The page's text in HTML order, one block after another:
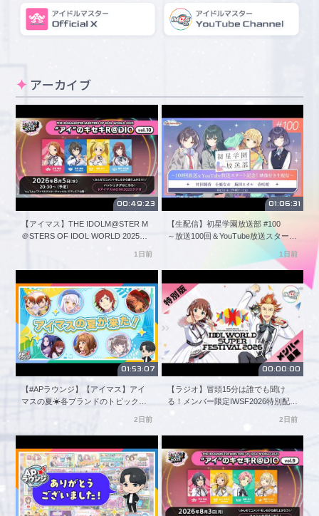
場／19:00開演
[OSAKA SILENTCITY LOVE]　2026年8月7日（金）18:00開
場／19:00開演
[ソワソワフタリボシ]　 　2026年8月13日（木）18:00開場
／19:00開演
／19:00開演
✦東京公演
[キラキラフタリボシ] 　  2026年8月27日（木）18:00開場
／19:00開演
[TOKYO LAST CHOICE] 　2026年8月28日（金）18:00開場
／19:00開演
■開催場所
✦大阪公演　 　Zepp Namba (OSAKA)
✦名古屋公演　 Zepp Nagoya
✦東京公演　　 Zepp Haneda (TOKYO)
■出演アイドル
✦双海 亜美・双海 真美 twin live “ ふたごぼしのつばさ ”
双海 亜美、双海 真美
✦三浦 あずさ・秋月 律子 twin live “ つみまつよるまち ”
三浦 あずさ、秋月 律子
■3都市全6公演　xRライブストリーミングチケット販売中！
✦8/6・8/7開催 ＜大阪公演＞
https://asobistage.asobistore.jp/event/765as_dualtwin_namba/
✦8/13・8/14開催 ＜名古屋公演＞
https://asobistage.asobistore.jp/event/765as_dualtwin_nagoya/
✦8/27・8/28開催 ＜東京公演＞
https://asobistage.asobistore.jp/event/765as_dualtwin_haneda/
アーカイブ
00:49:23
【アイマス】THE IDOLM@STER M
＠STERS OF IDOL WORLD 2025
1日前
01:06:31
【生配信】初星学園放送部 #100
～放送100回＆YouTube放送スタート
記念！ 映像付き生配信～【アイドル
1日前
01:53:07
【#APラウンジ】【アイマス】アイ
マスの夏☀各ブランドのトピックを
2日前
00:00:00
【ラジオ】冒頭15分は誰でも聞け
る！メンバー限定IWSF2026特別配信
2日前